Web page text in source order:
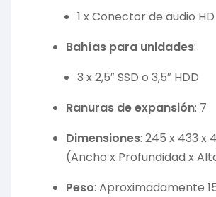
1 x Conector de audio HD
Bahías para unidades:
3 x 2,5″ SSD o 3,5″ HDD
Ranuras de expansión: 7
Dimensiones: 245 x 433 x
(Ancho x Profundidad x
Peso: Aproximadamente